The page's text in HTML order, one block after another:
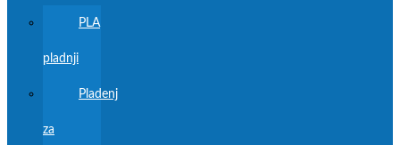
PLA
pladnji
Pladenj
za